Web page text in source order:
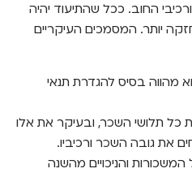
החוב. ככל שהתיעוד יהיה
יותר. המסמכים העיקריים
מהווה בסיס להגדרת תנאי
כל תלושי השכר, ובעיקר את אלו
את גובה השכר ורכיביו.
המשכורות והניכויים מהשנה